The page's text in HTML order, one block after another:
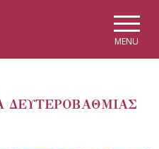
MENU
ΔΕΥΤΕΡΟΒΑΘΜΙΑΣ